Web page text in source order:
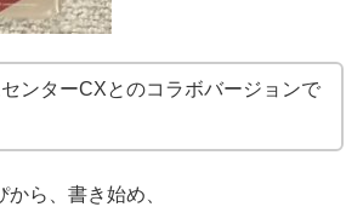
ンターCXとのコラボバージョンで
ら、書き始め、